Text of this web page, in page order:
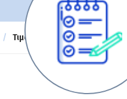
Τιμοκατάλογος Boat Trip